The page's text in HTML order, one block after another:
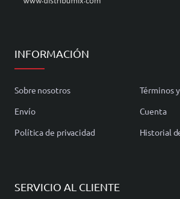
INFORMACIÓN
Sobre nosotros
Envío
Política de privacidad
Términos
Cuenta
Historial
SERVICIO AL CLIENTE